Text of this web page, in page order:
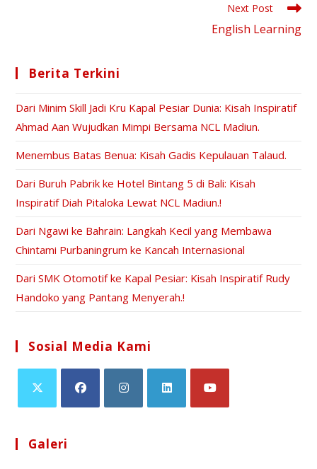
Next Post
English Learning
Berita Terkini
Dari Minim Skill Jadi Kru Kapal Pesiar Dunia: Kisah Inspiratif
Ahmad Aan Wujudkan Mimpi Bersama NCL Madiun.
Menembus Batas Benua: Kisah Gadis Kepulauan Talaud.
Dari Buruh Pabrik ke Hotel Bintang 5 di Bali: Kisah
Inspiratif Diah Pitaloka Lewat NCL Madiun.!
Dari Ngawi ke Bahrain: Langkah Kecil yang Membawa
Chintami Purbaningrum ke Kancah Internasional
Dari SMK Otomotif ke Kapal Pesiar: Kisah Inspiratif Rudy
Handoko yang Pantang Menyerah.!
Sosial Media Kami
Galeri